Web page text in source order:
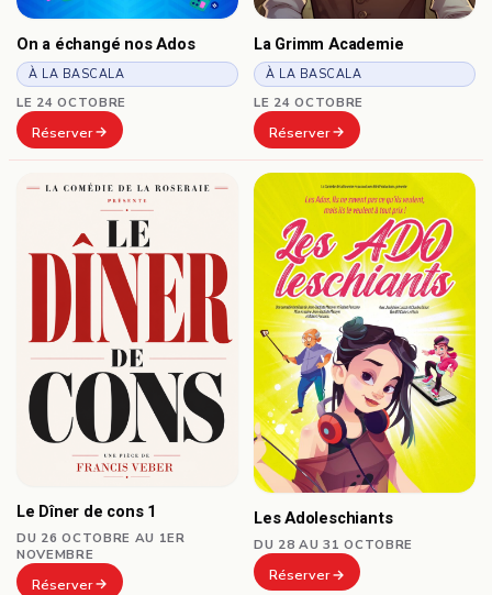
On a échangé nos Ados
À LA BASCALA
LE 24 OCTOBRE
Réserver
La Grimm Academie
À LA BASCALA
LE 24 OCTOBRE
Réserver
Le Dîner de cons 1
DU 26 OCTOBRE AU 1ER
NOVEMBRE
Réserver
Les Adoleschiants
DU 28 AU 31 OCTOBRE
Réserver